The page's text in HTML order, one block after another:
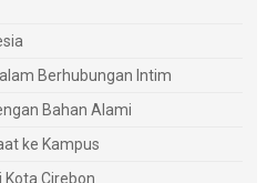
Berhubungan Intim
Bahan Alami
ke Kampus
Kota Cirebon